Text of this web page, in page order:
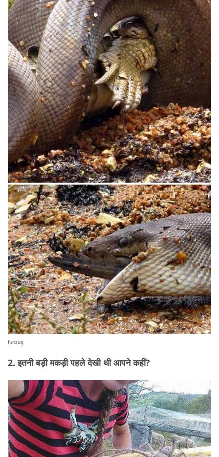
funzug
2. इतनी बड़ी मकड़ी पहले देखी थी आपने कहीं?